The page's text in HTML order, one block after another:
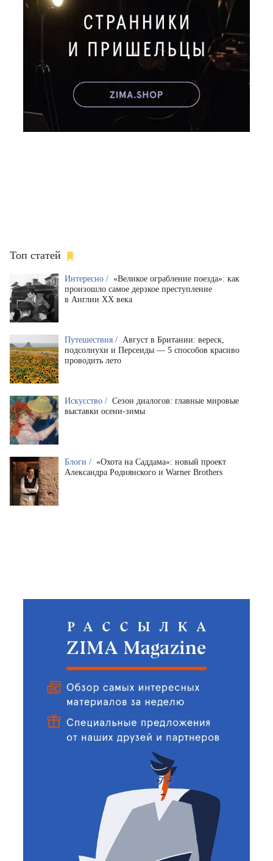
Топ статей
Интересно / «Великое ограбление поезда»: как
произошло самое дерзкое преступление
в Англии XX века
Путешествия / Август в Британии: вереск,
подсолнухи и Персеиды — 5 способов красиво
проводить лето
Искусство / Сезон диалогов: главные мировые
выставки осени-зимы
Блоги / «Охота на Саддама»: новый проект
Александра Роднянского и Warner Brothers